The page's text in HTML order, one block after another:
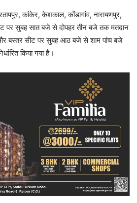
कांकेर, केशकाल, कोंडागांव, नारायणपुर,
पर सुबह सात बजे से दोपहर तीन बजे तक मतदान
बस्तर सीट पर सुबह आठ बजे से शाम पांच बजे
किया गया है।